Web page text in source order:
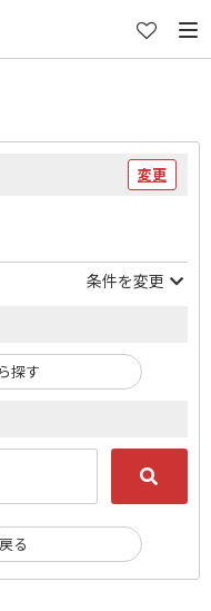
変更
条件を変更
探す
る